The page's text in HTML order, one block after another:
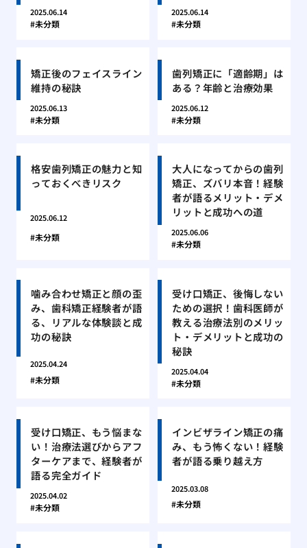
2025.06.14
未分類
2025.06.14
未分類
矯正後のフェイスライン
維持の秘訣
2025.06.13
未分類
歯列矯正に「適齢期」は
ある？年齢と治療効果
2025.06.12
未分類
格安歯列矯正の魅力と知
っておくべきリスク
2025.06.12
未分類
大人になってからの歯列
矯正、ズバリ本音！経験
者が語るメリット・デメ
リットと成功への道
2025.06.06
未分類
噛み合わせ矯正と顔の歪
み、歯科矯正経験者が語
る、リアルな体験談と成
功の秘訣
2025.04.24
未分類
受け口矯正、後悔しない
ための選択！歯科医師が
教える治療法別のメリッ
ト・デメリットと成功の
秘訣
2025.04.04
未分類
受け口矯正、もう悩まな
い！治療法選びからアフ
ターケアまで、経験者が
語る完全ガイド
2025.04.02
未分類
インビザライン矯正の痛
み、もう怖くない！経験
者が語る乗り越え方
2025.03.08
未分類